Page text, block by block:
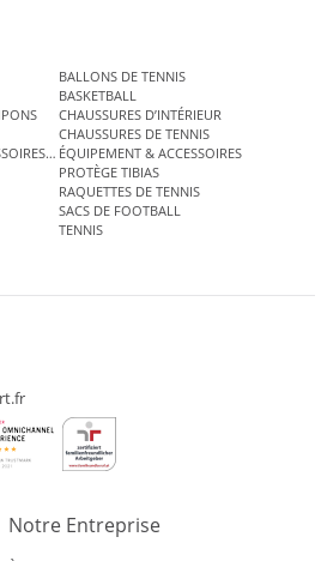
BALLONS DE TENNIS
BASKETBALL
CHAUSSURES D’INTÉRIEUR
CHAUSSURES DE TENNIS
DE TENNIS
ÉQUIPEMENT & ACCESSOIRES
PROTÈGE TIBIAS
RAQUETTES DE TENNIS
SACS DE FOOTBALL
TENNIS
Notre Entreprise